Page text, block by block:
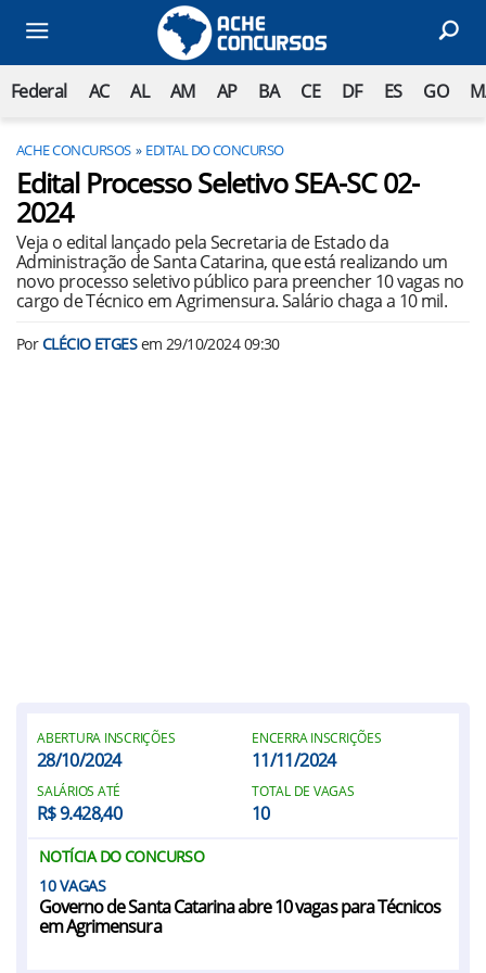
Federal AC AL AM AP BA CE DF ES GO
ACHE CONCURSOS EDITAL DO CONCURSO
Edital Processo Seletivo SEA-SC 02-
2024
Veja o edital lançado pela Secretaria de Estado da
Administração de Santa Catarina, que está realizando um
novo processo seletivo público para preencher 10 vagas no
cargo de Técnico em Agrimensura. Salário chaga a 10 mil.
PorCLÉCIO ETGESem 29/10/2024 09:30
ABERTURA INSCRIÇÕES
28/10/2024
ENCERRA INSCRIÇÕES
11/11/2024
SALÁRIOS ATÉ
R$ 9.428,40
TOTAL DE VAGAS
10
NOTÍCIA DO CONCURSO
10
Governo de Santa Catarina abre 10 vagas para Técnicos
em Agrimensura